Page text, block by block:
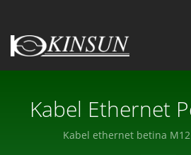
Kabel Ethernet
X-Coded M12
Kabel ethernet betina M12